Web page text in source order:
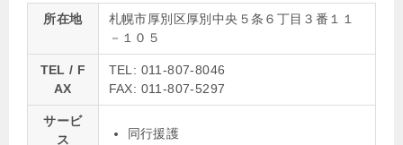
所在地
札幌市厚別区厚別中央５条６丁目３番１１
－１０５
TEL / F
AX
TEL: 011-807-8046
FAX: 011-807-5297
サービ
ス
同行援護